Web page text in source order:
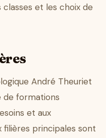
et les choix de
André Theuriet
de formations
et aux
filières principales sont